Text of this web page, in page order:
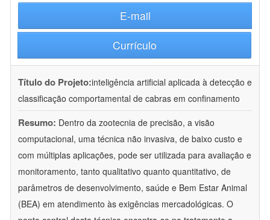
E-mail
Currículo
Título do Projeto:inteligência artificial aplicada à detecção e
classificação comportamental de cabras em confinamento
Resumo: Dentro da zootecnia de precisão, a visão
computacional, uma técnica não invasiva, de baixo custo e
com múltiplas aplicações, pode ser utilizada para avaliação e
monitoramento, tanto qualitativo quanto quantitativo, de
parâmetros de desenvolvimento, saúde e Bem Estar Animal
(BEA) em atendimento às exigências mercadológicas. O